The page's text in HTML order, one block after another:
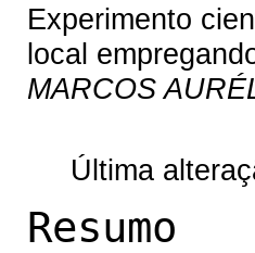
Experimento
local
MARCOS
Última
Resumo